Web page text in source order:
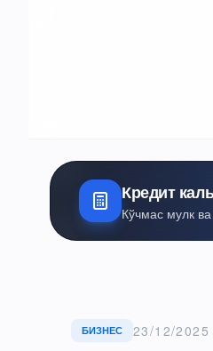
Кредит
Кўчмас мулк
БИЗНЕС 23/12/2025